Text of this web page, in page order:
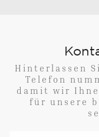
Hinterlassen
Telefon
damit wir
für unsere